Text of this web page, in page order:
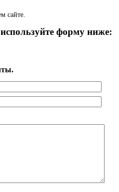
сайте.
форму ниже: